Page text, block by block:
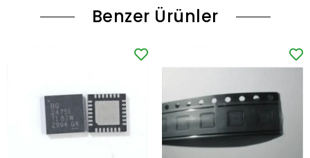
Benzer Ürünler